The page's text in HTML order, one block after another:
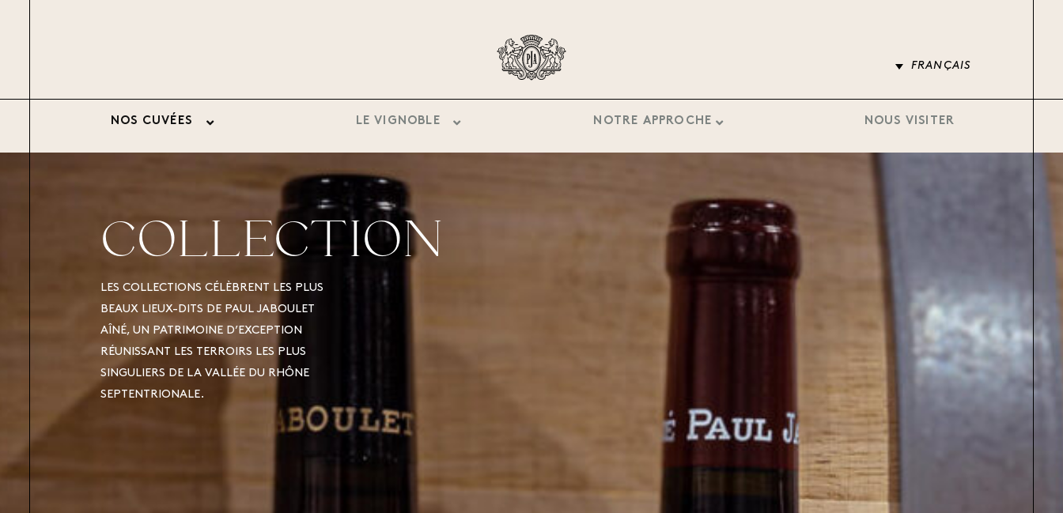
FRANÇAIS
NOS CUVÉES LE VIGNOBLE NOTRE APPROCHE NOUS VISITER
COLLECTION
LES COLLECTIONS CÉLÈBRENT LES PLUS
BEAUX LIEUX-DITS DE PAUL JABOULET
AÎNÉ, UN PATRIMOINE D’EXCEPTION
RÉUNISSANT LES TERROIRS LES PLUS
SINGULIERS DE LA VALLÉE DU RHÔNE
SEPTENTRIONALE.